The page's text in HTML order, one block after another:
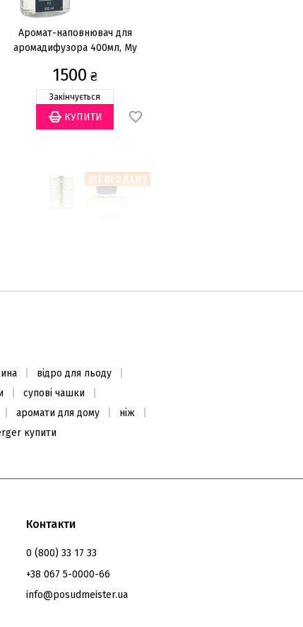
Аромат-наповнювач для
аромадифузора 400мл, My
1500 ₴
Закінчується
ХІТ ПРОДАЖУ
Закінчується
відро для льоду
супові чашки
аромати для дому
ніж
купити
Контакти
0 (800) 33 17 33
+38 067 5-0000-66
info@posudmeister.ua